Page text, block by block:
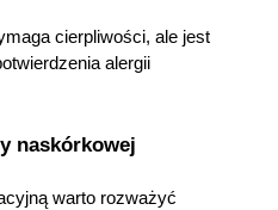
cierpliwości, ale jest
alergii
naskórkowej
warto rozważyć